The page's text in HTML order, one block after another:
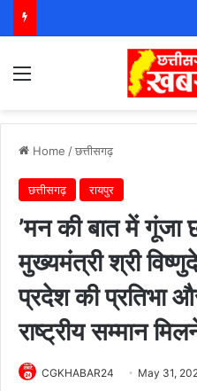
Home /छत्तीसगढ़
छत्तीसगढ़ रायपुर
’मन की बात में गूंजा
मुख्यमंत्री श्री
प्रदेश की प्रतिभा
राष्ट्रीय सम्मान
CGKHABAR24 May 31,